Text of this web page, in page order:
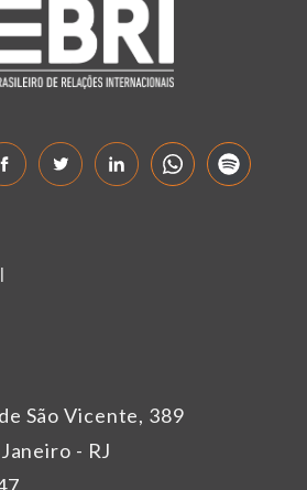
São Vicente, 389
- RJ